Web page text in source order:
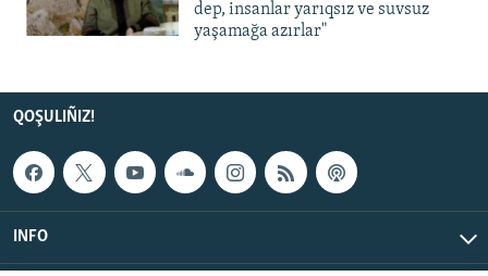
dep, insanlar yarıqsız ve suvsuz
yaşamağa azırlar"
QOŞULIÑIZ!
INFO